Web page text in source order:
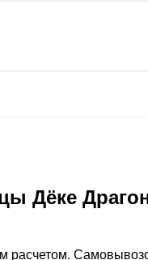
Дёке
расчетом.